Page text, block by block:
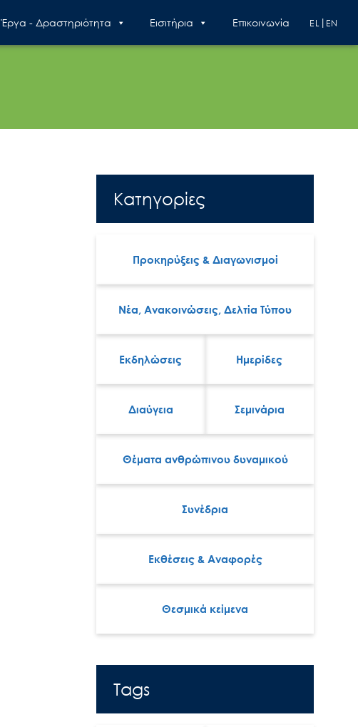
Έργα - Δραστηριότητα Εισιτήρια Επικοινωνία EN
EL
Κατηγορίες
Προκηρύξεις & Διαγωνισμοί
Νέα, Ανακοινώσεις, Δελτία Τύπου
Εκδηλώσεις Ημερίδες
Διαύγεια Σεμινάρια
Θέματα ανθρώπινου δυναμικού
Συνέδρια
Εκθέσεις & Αναφορές
Θεσμικά κείμενα
Tags